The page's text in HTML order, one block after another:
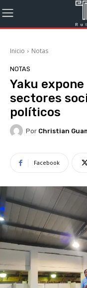
Inicio Notas
NOTAS
Yaku
sectores
políticos
Por Christian
Facebook